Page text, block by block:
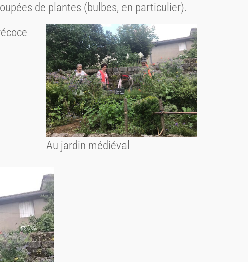
de plantes (bulbes, en particulier).
Au jardin médiéval